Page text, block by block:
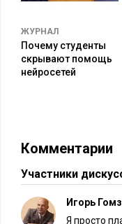
ЖУРНАЛ
Почему студенты
скрывают помощь
нейросетей
Комментарии
Участники
Игорь
Я просто